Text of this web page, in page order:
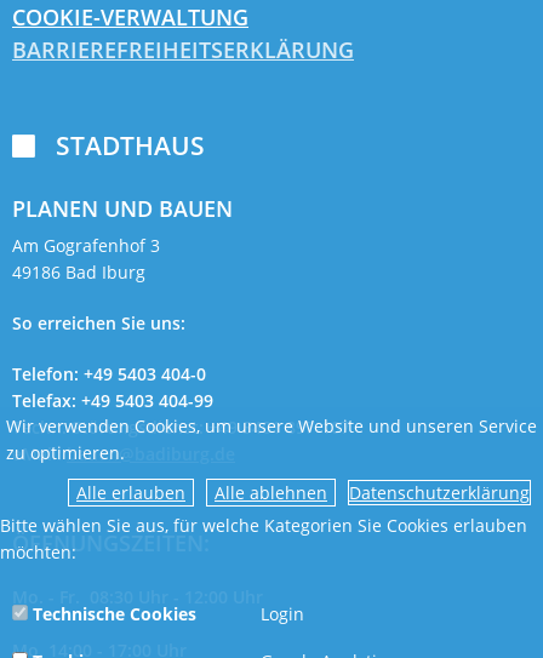
COOKIE-VERWALTUNG
BARRIEREFREIHEITSERKLÄRUNG
STADTHAUS
PLANEN UND BAUEN
Am Gografenhof 3
49186 Bad Iburg
So erreichen Sie uns:
Telefon: +49 5403 404-0
Telefax: +49 5403 404-99
Techn. Störungsdienst: +49 5401 897-107
eMail:bauen@badiburg.de
ÖFFNUNGSZEITEN:
Mo. 14:00 - 17:00 Uhr
Wir verwenden Cookies, um unsere Website und unseren Service
zu optimieren.
Datenschutzerklärung
Bitte wählen Sie aus, für welche Kategorien Sie Cookies erlauben
möchten:
Technische Cookies Login